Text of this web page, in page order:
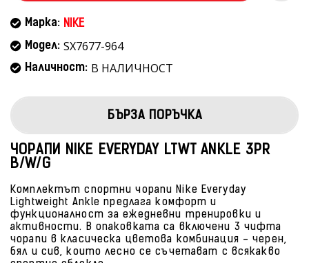
Марка: NIKE
Модел: SX7677-964
Наличност: В НАЛИЧНОСТ
БЪРЗА ПОРЪЧКА
ЧОРАПИ NIKE EVERYDAY LTWT ANKLE 3PR
B/W/G
Комплектът спортни чорапи Nike Everyday
Lightweight Ankle предлага комфорт и
функционалност за ежедневни тренировки и
активности. В опаковката са включени 3 чифта
чорапи в класическа цветова комбинация - черен,
бял и сив, които лесно се съчетават с всякакво